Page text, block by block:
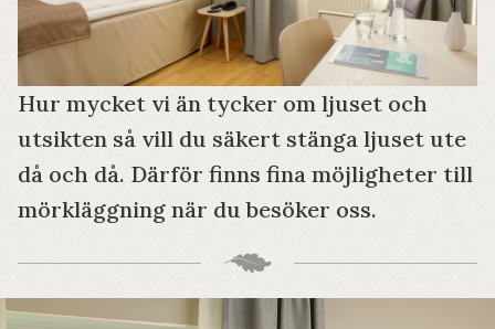
Hur mycket vi än tycker om ljuset och
utsikten så vill du säkert stänga ljuset ute
då och då. Därför finns fina möjligheter till
mörkläggning när du besöker oss.